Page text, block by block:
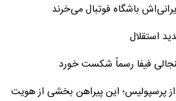
باشگاه فوتبال می‌خرند
فیفا رسماً شکست خورد
پرسپولیس؛ این پیراهن بخشی از هویت